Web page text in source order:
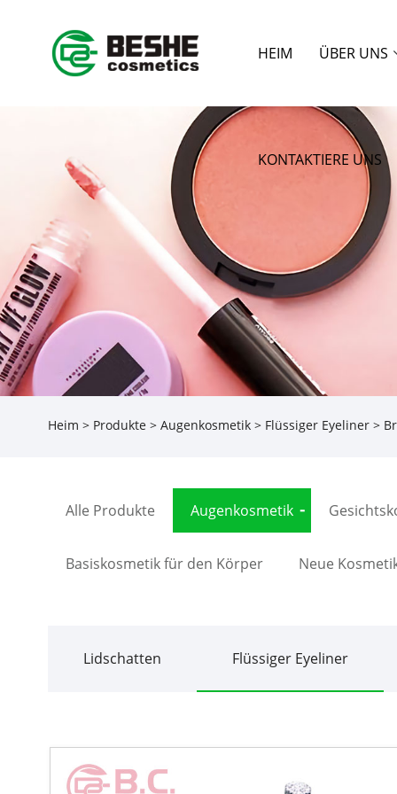
HEIM ÜBER UNS
KONTAKTIERE UNS
Heim > Produkte> Augenkosmetik> Flüssiger Eyeliner>
Alle Produkte Augenkosmetik
Basiskosmetik für den Körper Neue
Lidschatten Flüssiger Eyeliner